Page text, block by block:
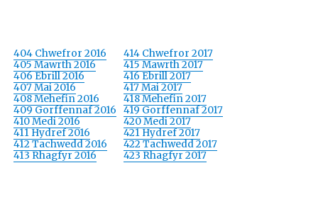
404 Chwefror 2016
405 Mawrth 2016
406 Ebrill 2016
407 Mai 2016
408 Mehefin 2016
409 Gorffennaf 2016
410 Medi 2016
411 Hydref 2016
412 Tachwedd 2016
413 Rhagfyr 2016
414 Chwefror 2017
415 Mawrth 2017
416 Ebrill 2017
417 Mai 2017
418 Mehefin 2017
419 Gorffennaf 2017
420 Medi 2017
421 Hydref 2017
422 Tachwedd 2017
423 Rhagfyr 2017